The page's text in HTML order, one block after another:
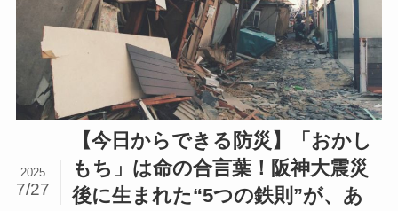
【今日からできる防災】「おかし
もち」は命の合言葉！阪神大震災
後に生まれた“5つの鉄則”が、あ
2025
7/27